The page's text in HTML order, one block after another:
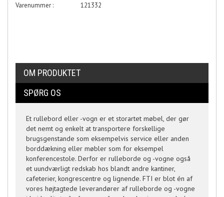
Varenummer :
121332
OM PRODUKTET
SPØRG OS
Et rullebord eller -vogn er et storartet møbel, der gør
det nemt og enkelt at transportere forskellige
brugsgenstande som eksempelvis service eller anden
borddækning eller møbler som for eksempel
konferencestole. Derfor er rulleborde og -vogne også
et uundværligt redskab hos blandt andre kantiner,
cafeterier, kongrescentre og lignende. FTI er blot én af
vores højtagtede leverandører af rulleborde og -vogne